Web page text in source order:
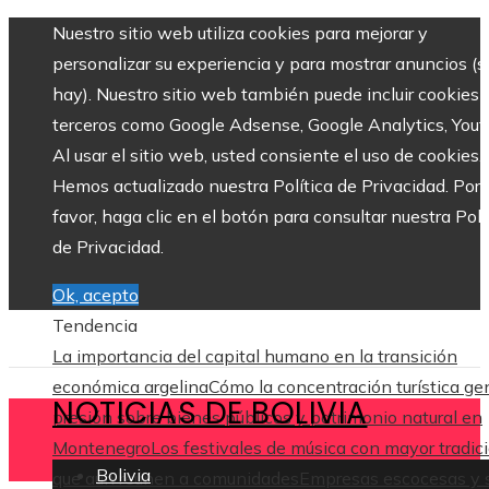
Nuestro sitio web utiliza cookies para mejorar y
personalizar su experiencia y para mostrar anuncios
hay). Nuestro sitio web también puede incluir cookies
terceros como Google Adsense, Google Analytics,
Al usar el sitio web, usted consiente el uso de cookies.
Hemos actualizado nuestra Política de Privacidad. Por
favor, haga clic en el botón para consultar nuestra
de Privacidad.
Ok, acepto
Tendencia
La importancia del capital humano en la transición
económica argelinaCómo la concentración turística
presión sobre bienes públicos y patrimonio natural en
MontenegroLos festivales de música con mayor
que aún reúnen a comunidades
Empresas escocesas y
NOTICIAS DE BOLIVIA
Bolivia